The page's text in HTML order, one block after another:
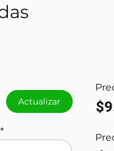
Actualizar